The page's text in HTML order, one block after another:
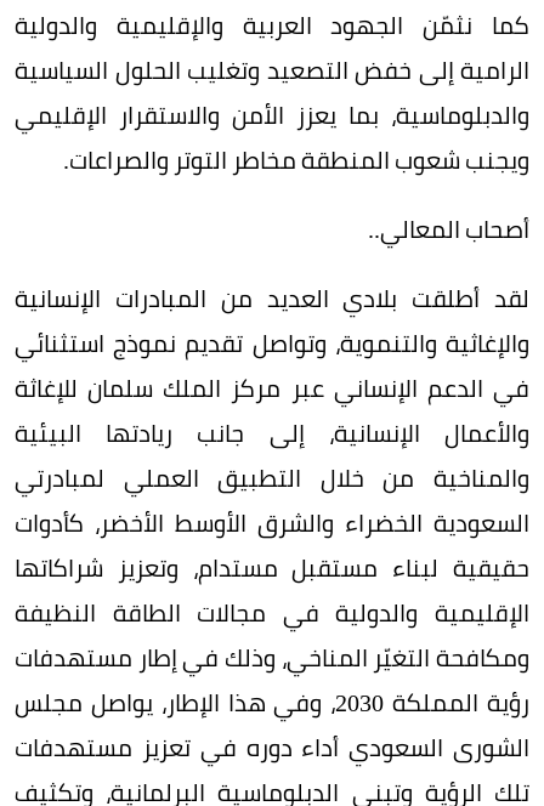
كما نثمّن الجهود العربية والإقليمية والدولية
الرامية إلى خفض التصعيد وتغليب الحلول السياسية
والدبلوماسية، بما يعزز الأمن والاستقرار الإقليمي
ويجنب شعوب المنطقة مخاطر التوتر والصراعات.
أصحاب المعالي..
لقد أطلقت بلادي العديد من المبادرات الإنسانية
والإغاثية والتنموية، وتواصل تقديم نموذج استثنائي
في الدعم الإنساني عبر مركز الملك سلمان للإغاثة
والأعمال الإنسانية، إلى جانب ريادتها البيئية
والمناخية من خلال التطبيق العملي لمبادرتي
السعودية الخضراء والشرق الأوسط الأخضر، كأدوات
حقيقية لبناء مستقبل مستدام، وتعزيز شراكاتها
الإقليمية والدولية في مجالات الطاقة النظيفة
ومكافحة التغيّر المناخي، وذلك في إطار مستهدفات
رؤية المملكة 2030، وفي هذا الإطار، يواصل مجلس
الشورى السعودي أداء دوره في تعزيز مستهدفات
تلك الرؤية وتبني الدبلوماسية البرلمانية، وتكثيف